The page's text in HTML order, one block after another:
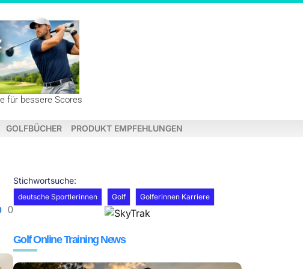
für bessere Scores
GOLFBÜCHER PRODUKT EMPFEHLUNGEN
0
Stichwortsuche:
deutsche Sportlerinnen Golf Golferinnen Karriere
Golf Online Training News